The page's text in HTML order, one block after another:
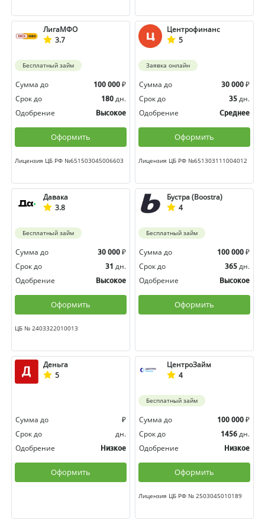
ЛигаМФО
3.7
Бесплатный займ
Сумма до 100 000 ₽
Срок до
180 дн.
Одобрение
Высокое
Оформить
Лицензия ЦБ РФ №651503045006603
Центрофинанс
5
Заявка онлайн
Сумма до 30 000 ₽
Срок до
35 дн.
Одобрение
Среднее
Оформить
Лицензия ЦБ РФ №651303111004012
Давака
3.8
Бесплатный займ
Сумма до 30 000 ₽
Срок до
31 дн.
Одобрение
Высокое
Оформить
ЦБ № 2403322010013
Бустра (Boostra)
4
Бесплатный займ
Сумма до 100 000 ₽
Срок до
365 дн.
Одобрение
Высокое
Оформить
Деньга
5
Сумма до
₽
Срок до
дн.
Одобрение
Низкое
Оформить
ЦентроЗайм
4
Бесплатный займ
Сумма до 100 000 ₽
Срок до
1456 дн.
Одобрение
Низкое
Оформить
Лицензия ЦБ РФ № 2503045010189